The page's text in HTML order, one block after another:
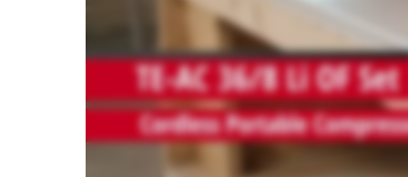
to
visitor.
website